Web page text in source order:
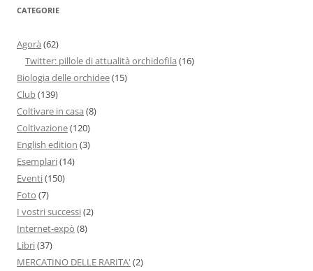
CATEGORIE
Agorà (62)
Twitter: pillole di attualità orchidofila (16)
Biologia delle orchidee(15)
Club(139)
Coltivare in casa (8)
Coltivazione(120)
English edition (3)
Esemplari(14)
Eventi(150)
Foto (7)
I vostri successi(2)
Internet-expò (8)
Libri(37)
MERCATINO DELLE RARITA' (2)